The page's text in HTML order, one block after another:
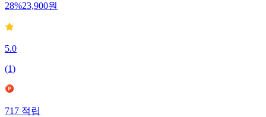
28%23,900원
5.0
(1)
717 적립